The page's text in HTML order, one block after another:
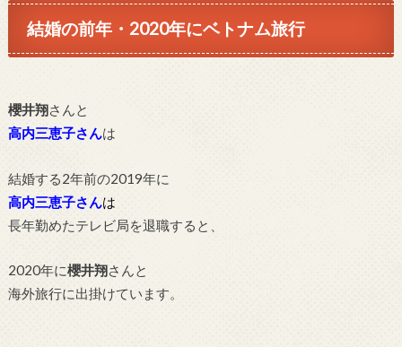
結婚の前年・2020年にベトナム旅行
櫻井翔さんと
高内三恵子さんは
結婚する2年前の2019年に
高内三恵子さんは
長年勤めたテレビ局を退職すると、
2020年に櫻井翔さんと
海外旅行に出掛けています。